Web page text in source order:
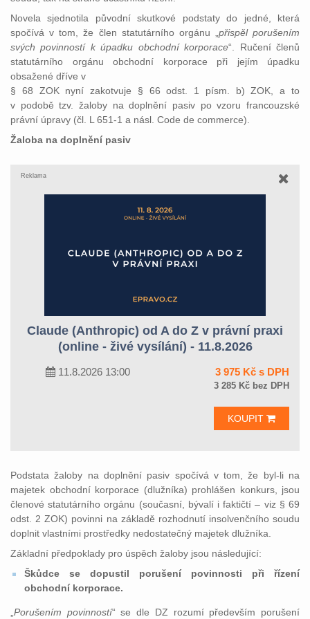
Novela sjednotila původní skutkové podstaty do jedné, která
spočívá v tom, že člen statutárního orgánu „ přispěl porušením
svých povinností k úpadku obchodní korporace“. Ručení členů
statutárního orgánu obchodní korporace při jejím úpadku
obsažené dříve v
§ 68 ZOK nyní zakotvuje § 66 odst. 1 písm. b) ZOK, a to
v podobě tzv. žaloby na doplnění pasiv po vzoru francouzské
právní úpravy (čl. L 651-1 a násl. Code de commerce).
Žaloba na doplnění pasiv
Reklama
Claude (Anthropic) od A do Z v právní praxi
(online - živé vysílání) - 11.8.2026
11.8.2026 13:00 3 975 Kč s DPH
3 285 Kč bez DPH
KOUPIT
Podstata žaloby na doplnění pasiv spočívá v tom, že byl-li na
majetek obchodní korporace (dlužníka) prohlášen konkurs, jsou
členové statutárního orgánu (současní, bývalí i faktičtí – viz § 69
odst. 2 ZOK) povinni na základě rozhodnutí insolvenčního soudu
doplnit vlastními prostředky nedostatečný majetek dlužníka.
Základní předpoklady pro úspěch žaloby jsou následující:
Škůdce se dopustil porušení povinnosti při řízení
obchodní korporace.
Porušením povinností“ se dle DZ rozumí především porušení